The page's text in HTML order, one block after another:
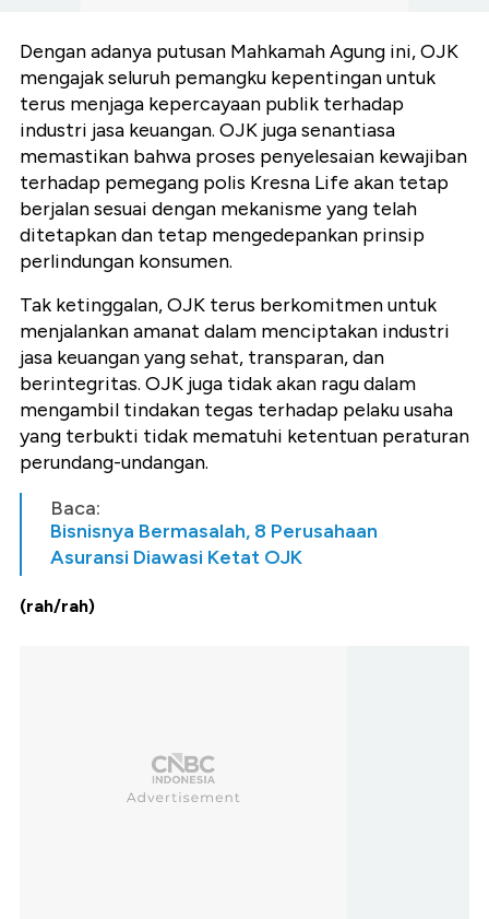
Dengan adanya putusan Mahkamah Agung ini, OJK
mengajak seluruh pemangku kepentingan untuk
terus menjaga kepercayaan publik terhadap
industri jasa keuangan. OJK juga senantiasa
memastikan bahwa proses penyelesaian kewajiban
terhadap pemegang polis Kresna Life akan tetap
berjalan sesuai dengan mekanisme yang telah
ditetapkan dan tetap mengedepankan prinsip
perlindungan konsumen.
Tak ketinggalan, OJK terus berkomitmen untuk
menjalankan amanat dalam menciptakan industri
jasa keuangan yang sehat, transparan, dan
berintegritas. OJK juga tidak akan ragu dalam
mengambil tindakan tegas terhadap pelaku usaha
yang terbukti tidak mematuhi ketentuan peraturan
perundang-undangan.
Baca:
Bisnisnya Bermasalah, 8 Perusahaan
Asuransi Diawasi Ketat OJK
(rah/rah)